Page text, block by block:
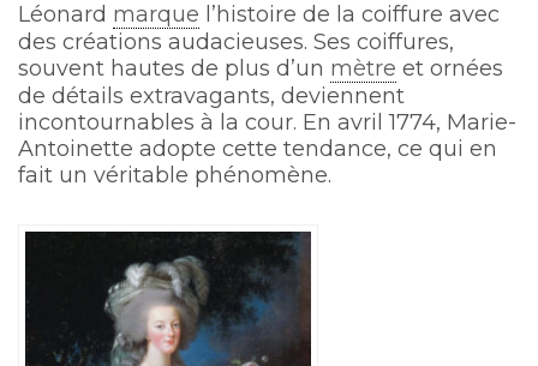
Léonard marque l’histoire de la coiffure avec
des créations audacieuses. Ses coiffures,
souvent hautes de plus d’un mètre et ornées
de détails extravagants, deviennent
incontournables à la cour. En avril 1774, Marie-
Antoinette adopte cette tendance, ce qui en
fait un véritable phénomène.